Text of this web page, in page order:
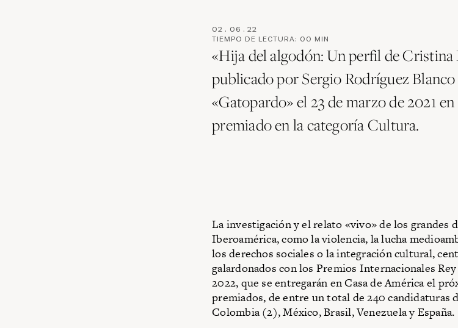
02 . 06 . 22
TIEMPO DE LECTURA: 00 MIN
«Hija del algodón: Un perfil de Cristina
publicado por Sergio Rodríguez
«Gatopardo» el 23 de marzo de 2021
premiado en la categoría Cultura.
La investigación y el relato «vivo» de los grandes
Iberoamérica, como la violencia, la lucha
los derechos sociales o la integración cultural,
galardonados con los Premios Internacionales
2022, que se entregarán en Casa de América el
premiados, de entre un total de 240 candidaturas
Colombia (2), México, Brasil, Venezuela y España.